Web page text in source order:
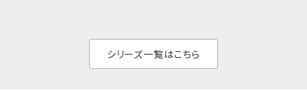
シリーズ一覧はこちら